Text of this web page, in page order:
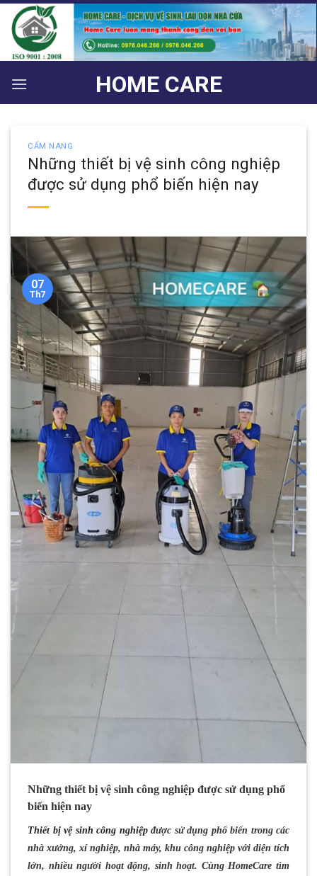
Bỏ
qua
nội
dung
HOME CARE
CẨM NANG
Những thiết bị vệ sinh công nghiệp
được sử dụng phổ biến hiện nay
07
Th7
Những thiết bị vệ sinh công nghiệp được sử dụng phổ
biến hiện nay
Thiết bị vệ sinh công nghiệpđược sử dụng phổ biến trong các
nhà xưởng, xí nghiệp, nhà máy, khu công nghiệp với diện tích
lớn, nhiều người hoạt động, sinh hoạt. Cùng HomeCare tìm